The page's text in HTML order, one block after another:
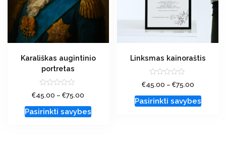
Karališkas augintinio
portretas
Įvertinimas:
0
iš
5
€45.00 –€75.00
Pasirinkti savybes
Linksmas kainoraštis
Įvertinimas:
0
iš
5
€45.00 – €75.00
Pasirinkti savybes